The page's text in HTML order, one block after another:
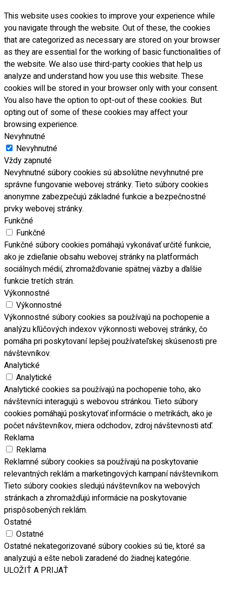
This website uses cookies to improve your experience while
you navigate through the website. Out of these, the cookies
that are categorized as necessary are stored on your browser
as they are essential for the working of basic functionalities of
the website. We also use third-party cookies that help us
analyze and understand how you use this website. These
cookies will be stored in your browser only with your consent.
You also have the option to opt-out of these cookies. But
opting out of some of these cookies may affect your
browsing experience.
Nevyhnutné
Nevyhnutné
Vždy zapnuté
Nevyhnutné súbory cookies sú absolútne nevyhnutné pre
správne fungovanie webovej stránky. Tieto súbory cookies
anonymne zabezpečujú základné funkcie a bezpečnostné
prvky webovej stránky.
Funkčné
Funkčné
Funkčné súbory cookies pomáhajú vykonávať určité funkcie,
ako je zdieľanie obsahu webovej stránky na platformách
sociálnych médií, zhromažďovanie spätnej väzby a ďalšie
funkcie tretích strán.
Výkonnostné
Výkonnostné
Výkonnostné súbory cookies sa používajú na pochopenie a
analýzu kľúčových indexov výkonnosti webovej stránky, čo
pomáha pri poskytovaní lepšej používateľskej skúsenosti pre
návštevníkov.
Analytické
Analytické
Analytické cookies sa používajú na pochopenie toho, ako
návštevníci interagujú s webovou stránkou. Tieto súbory
cookies pomáhajú poskytovať informácie o metrikách, ako je
počet návštevníkov, miera odchodov, zdroj návštevnosti atď.
Reklama
Reklama
Reklamné súbory cookies sa používajú na poskytovanie
relevantných reklám a marketingových kampaní návštevníkom.
Tieto súbory cookies sledujú návštevníkov na webových
stránkach a zhromažďujú informácie na poskytovanie
prispôsobených reklám.
Ostatné
Ostatné
Ostatné nekategorizované súbory cookies sú tie, ktoré sa
analyzujú a ešte neboli zaradené do žiadnej kategórie.
ULOŽIŤ A PRIJAŤ